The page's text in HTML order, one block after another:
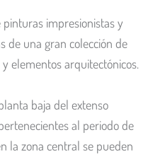
pinturas impresionistas y
de una gran colección de
elementos arquitectónicos.
baja del extenso
al periodo de
la zona central se pueden